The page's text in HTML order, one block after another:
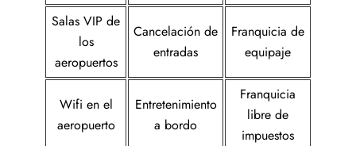
Salas VIP de
los
aeropuertos
Cancelación de
entradas
Franquicia de
equipaje
Wifi en el
aeropuerto
Entretenimiento
a bordo
Franquicia
libre de
impuestos